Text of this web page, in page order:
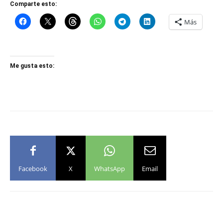
Comparte esto:
Más
Me gusta esto:
Facebook X WhatsApp Email